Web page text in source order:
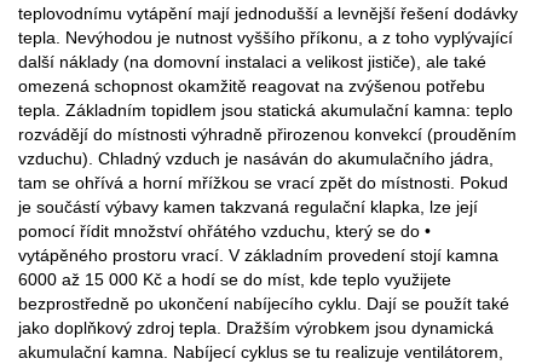
teplovodnímu vytápění mají jednodušší a levnější řešení dodávky
tepla. Nevýhodou je nutnost vyššího příkonu, a z toho vyplývající
další náklady (na domovní instalaci a velikost jističe), ale také
omezená schopnost okamžitě reagovat na zvýšenou potřebu
tepla. Základním topidlem jsou statická akumulační kamna: teplo
rozvádějí do místnosti výhradně přirozenou konvekcí (prouděním
vzduchu). Chladný vzduch je nasáván do akumulačního jádra,
tam se ohřívá a horní mřížkou se vrací zpět do místnosti. Pokud
je součástí výbavy kamen takzvaná regulační klapka, lze její
pomocí řídit množství ohřátého vzduchu, který se do •
vytápěného prostoru vrací. V základním provedení stojí kamna
6000 až 15 000 Kč a hodí se do míst, kde teplo využijete
bezprostředně po ukončení nabíjecího cyklu. Dají se použít také
jako doplňkový zdroj tepla. Dražším výrobkem jsou dynamická
akumulační kamna. Nabíjecí cyklus se tu realizuje ventilátorem,